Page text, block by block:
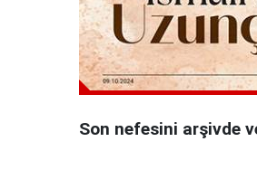
Son nefesini arşivde